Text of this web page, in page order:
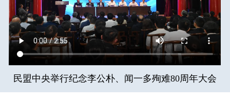
民盟中央举行纪念李公朴、闻一多殉难80周年大会